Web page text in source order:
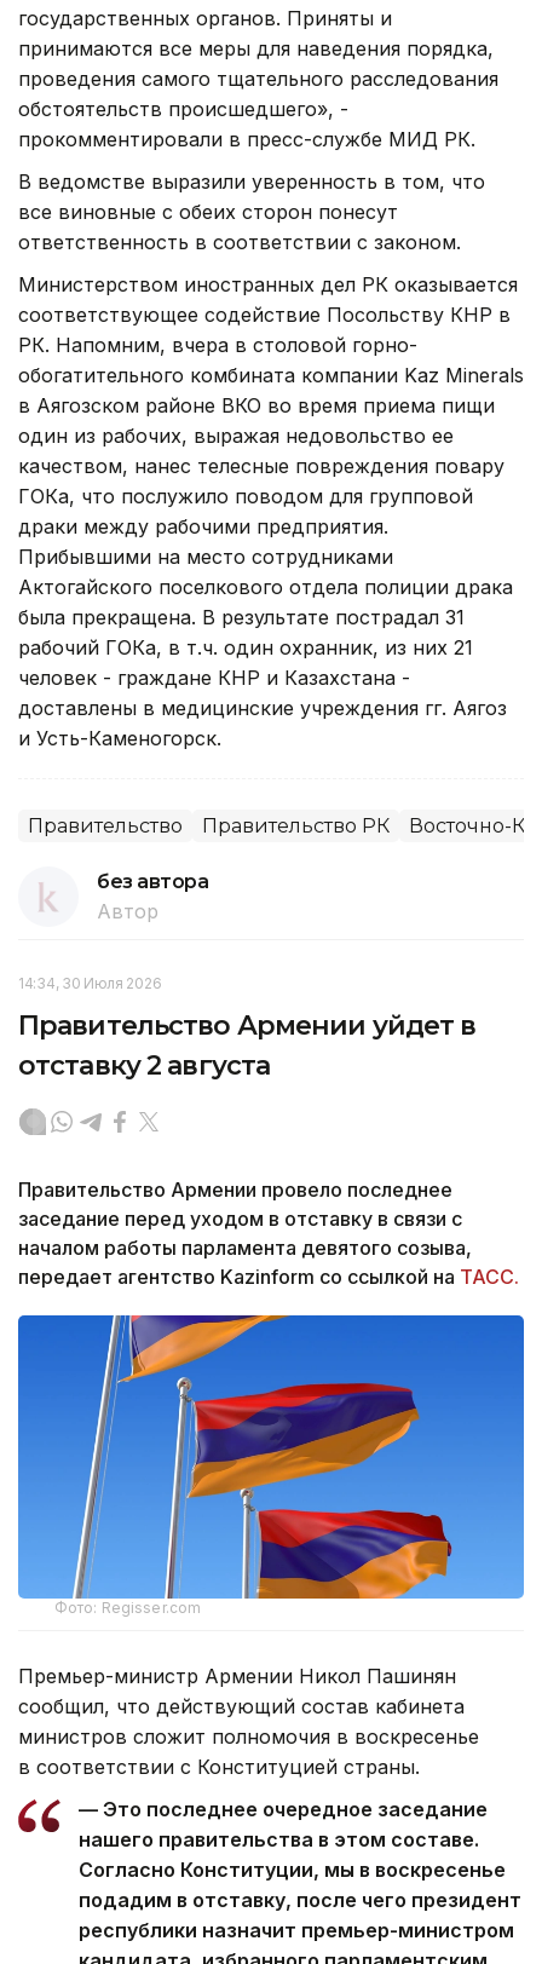
государственных органов. Приняты и
принимаются все меры для наведения порядка,
проведения самого тщательного расследования
обстоятельств происшедшего», -
прокомментировали в пресс-службе МИД РК.
В ведомстве выразили уверенность в том, что
все виновные с обеих сторон понесут
ответственность в соответствии с законом.
Министерством иностранных дел РК оказывается
соответствующее содействие Посольству КНР в
РК. Напомним, вчера в столовой горно-
обогатительного комбината компании Kaz Minerals
в Аягозском районе ВКО во время приема пищи
один из рабочих, выражая недовольство ее
качеством, нанес телесные повреждения повару
ГОКа, что послужило поводом для групповой
драки между рабочими предприятия.
Прибывшими на место сотрудниками
Актогайского поселкового отдела полиции драка
была прекращена. В результате пострадал 31
рабочий ГОКа, в т.ч. один охранник, из них 21
человек - граждане КНР и Казахстана -
доставлены в медицинские учреждения гг. Аягоз
и Усть-Каменогорск.
Правительство Правительство РК Восточно-
без автора
Автор
14:34, 30 Июля 2026
Правительство Армении уйдет в
отставку 2 августа
Правительство Армении провело последнее
заседание перед уходом в отставку в связи с
началом работы парламента девятого созыва,
передает агентство Kazinform со ссылкой на ТАСС.
Фото: Regisser.com
Премьер-министр Армении Никол Пашинян
сообщил, что действующий состав кабинета
министров сложит полномочия в воскресенье
в соответствии с Конституцией страны.
— Это последнее очередное заседание
нашего правительства в этом составе.
Согласно Конституции, мы в воскресенье
подадим в отставку, после чего президент
республики назначит премьер-министром